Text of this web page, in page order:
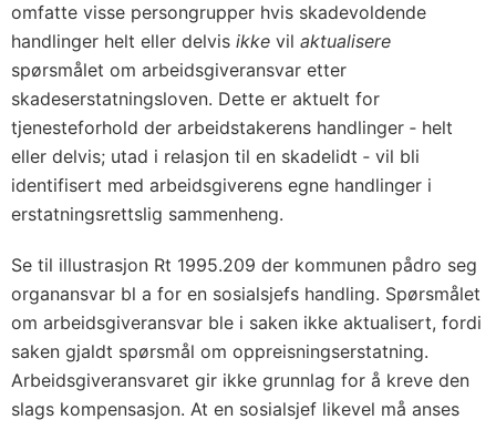
omfatte visse persongrupper hvis skadevoldende
handlinger helt eller delvis ikke vil aktualisere
spørsmålet om arbeidsgiveransvar etter
skadeserstatningsloven. Dette er aktuelt for
tjenesteforhold der arbeidstakerens handlinger ‑ helt
eller delvis; utad i relasjon til en skadelidt ‑ vil bli
identifisert med arbeidsgiverens egne handlinger i
erstatningsrettslig sammenheng.
Se til illustrasjon Rt 1995.209 der kommunen pådro seg
organansvar bl a for en sosialsjefs handling. Spørsmålet
om arbeidsgiveransvar ble i saken ikke aktualisert, fordi
saken gjaldt spørsmål om oppreisningserstatning.
Arbeidsgiveransvaret gir ikke grunnlag for å kreve den
slags kompensasjon. At en sosialsjef likevel må anses